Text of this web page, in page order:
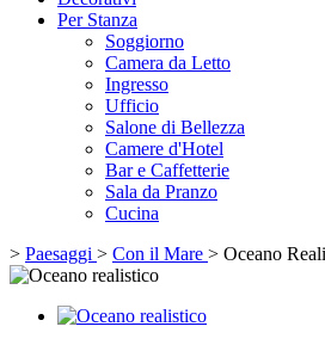
Per Stanza
Soggiorno
Camera da Letto
Ingresso
Ufficio
Salone di Bellezza
Camere d'Hotel
Bar e Caffetterie
Sala da Pranzo
Cucina
> Paesaggi > Con il Mare > Oceano